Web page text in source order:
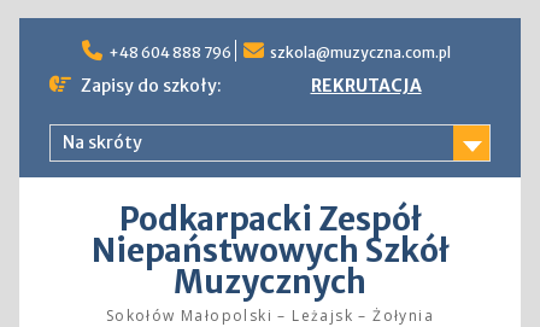
content
+48 604 888 796 szkola@muzyczna.com.pl
Zapisy do szkoły: REKRUTACJA
Na skróty
Podkarpacki Zespół
Niepaństwowych Szkół
Muzycznych
Sokołów Małopolski – Leżajsk – Żołynia